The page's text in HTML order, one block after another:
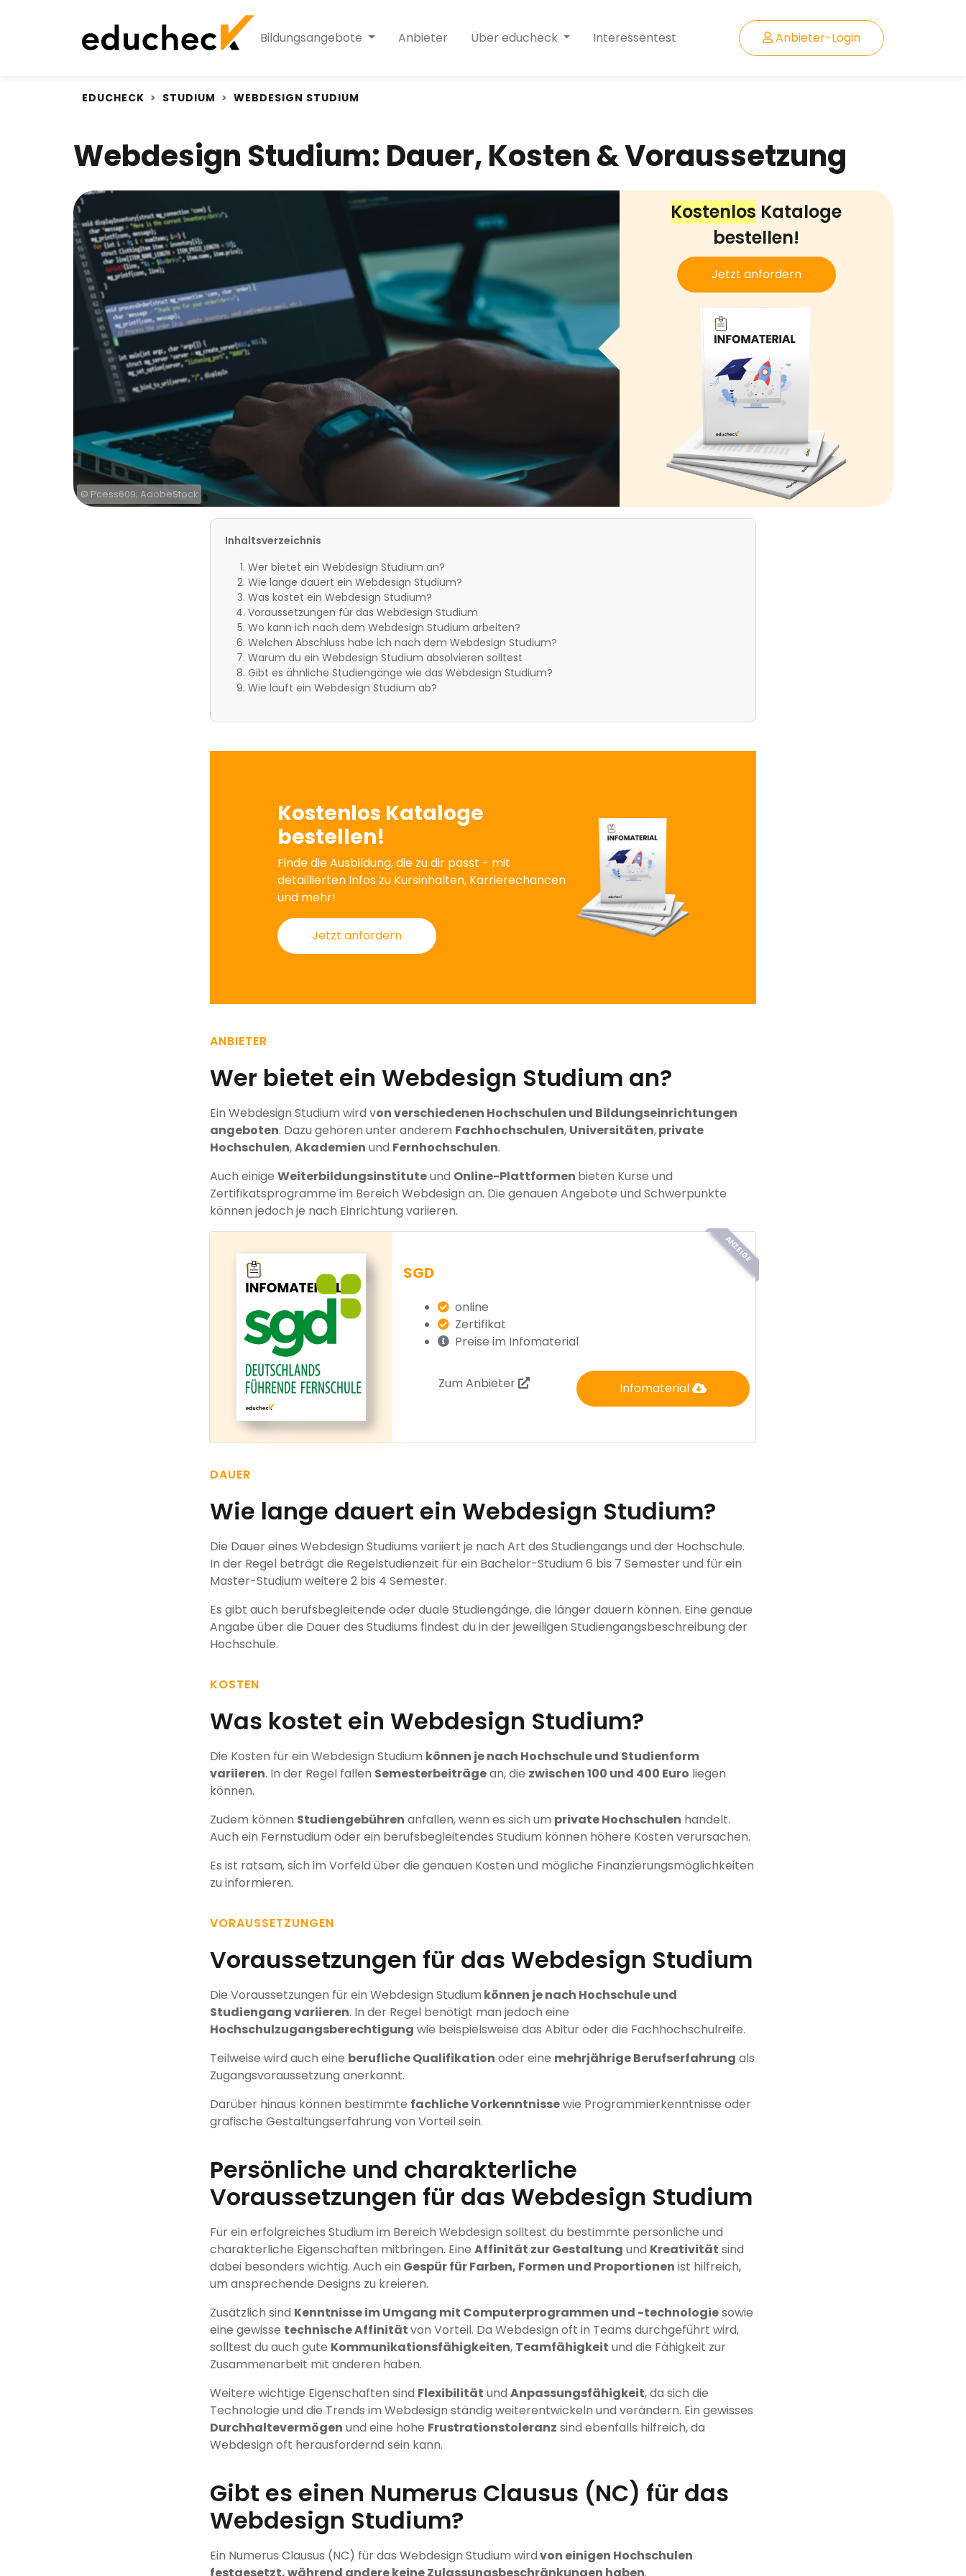
Bildungsangebote Anbieter Über educheck Interessentest Anbieter-Login
EDUCHECK STUDIUM WEBDESIGN STUDIUM
Webdesign Studium: Dauer, Kosten & Voraussetzung
© Pcess609; AdobeStock
Kostenlos Kataloge
bestellen!
Jetzt anfordern
Inhaltsverzeichnis
Wer bietet ein Webdesign Studium an?
Wie lange dauert ein Webdesign Studium?
Was kostet ein Webdesign Studium?
Voraussetzungen für das Webdesign Studium
Wo kann ich nach dem Webdesign Studium arbeiten?
Welchen Abschluss habe ich nach dem Webdesign Studium?
Warum du ein Webdesign Studium absolvieren solltest
Gibt es ähnliche Studiengänge wie das Webdesign Studium?
Wie läuft ein Webdesign Studium ab?
Kostenlos Kataloge
bestellen!
Finde die Ausbildung, die zu dir passt - mit
detaillierten Infos zu Kursinhalten, Karrierechancen
und mehr!
Jetzt anfordern
ANBIETER
Wer bietet ein Webdesign Studium an?
Ein Webdesign Studium wird von verschiedenen Hochschulen und Bildungseinrichtungen
angeboten. Dazu gehören unter anderem Fachhochschulen, Universitäten,private
Hochschulen,Akademien und Fernhochschulen.
Auch einige Weiterbildungsinstituteund Online-Plattformen bieten Kurse und
Zertifikatsprogramme im Bereich Webdesign an. Die genauen Angebote und Schwerpunkte
können jedoch je nach Einrichtung variieren.
ANZEIGE
SGD
online
Zertifikat
Preise im Infomaterial
Zum Anbieter Infomaterial
DAUER
Wie lange dauert ein Webdesign Studium?
Die Dauer eines Webdesign Studiums variiert je nach Art des Studiengangs und der Hochschule.
In der Regel beträgt die Regelstudienzeit für ein Bachelor-Studium 6 bis 7 Semester und für ein
Master-Studium weitere 2 bis 4 Semester.
Es gibt auch berufsbegleitende oder duale Studiengänge, die länger dauern können. Eine genaue
Angabe über die Dauer des Studiums findest du in der jeweiligen Studiengangsbeschreibung der
Hochschule.
KOSTEN
Was kostet ein Webdesign Studium?
Die Kosten für ein Webdesign Studium können je nach Hochschule und Studienform
variieren. In der Regel fallen Semesterbeiträgean, die zwischen 100 und 400 Euro liegen
können.
Zudem können Studiengebühren anfallen, wenn es sich um private Hochschulen handelt.
Auch ein Fernstudium oder ein berufsbegleitendes Studium können höhere Kosten verursachen.
Es ist ratsam, sich im Vorfeld über die genauen Kosten und mögliche Finanzierungsmöglichkeiten
zu informieren.
VORAUSSETZUNGEN
Voraussetzungen für das Webdesign Studium
Die Voraussetzungen für ein Webdesign Studium können je nach Hochschule und
Studiengang variieren. In der Regel benötigt man jedoch eine
Hochschulzugangsberechtigung wie beispielsweise das Abitur oder die Fachhochschulreife.
Teilweise wird auch eine berufliche Qualifikation oder eine mehrjährige Berufserfahrung als
Zugangsvoraussetzung anerkannt.
Darüber hinaus können bestimmte fachliche Vorkenntnissewie Programmierkenntnisse oder
grafische Gestaltungserfahrung von Vorteil sein.
Persönliche und charakterliche
Voraussetzungen für das Webdesign Studium
Für ein erfolgreiches Studium im Bereich Webdesign solltest du bestimmte persönliche und
charakterliche Eigenschaften mitbringen. Eine Affinität zur Gestaltung und Kreativität sind
dabei besonders wichtig. Auch ein Gespür für Farben, Formen und Proportionen ist hilfreich,
um ansprechende Designs zu kreieren.
Zusätzlich sind Kenntnisse im Umgang mit Computerprogrammen und -technologiesowie
eine gewisse technische Affinitätvon Vorteil. Da Webdesign oft in Teams durchgeführt wird,
solltest du auch gute Kommunikationsfähigkeiten, Teamfähigkeit und die Fähigkeit zur
Zusammenarbeit mit anderen haben.
Weitere wichtige Eigenschaften sind Flexibilität und Anpassungsfähigkeit, da sich die
Technologie und die Trends im Webdesign ständig weiterentwickeln und verändern. Ein gewisses
Durchhaltevermögen und eine hohe Frustrationstoleranz sind ebenfalls hilfreich, da
Webdesign oft herausfordernd sein kann.
Gibt es einen Numerus Clausus (NC) für das
Webdesign Studium?
Ein Numerus Clausus (NC) für das Webdesign Studium wirdvon einigen Hochschulen